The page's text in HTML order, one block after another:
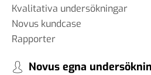
Kvalitativa undersökningar
Novus kundcase
Rapporter
Novus egna